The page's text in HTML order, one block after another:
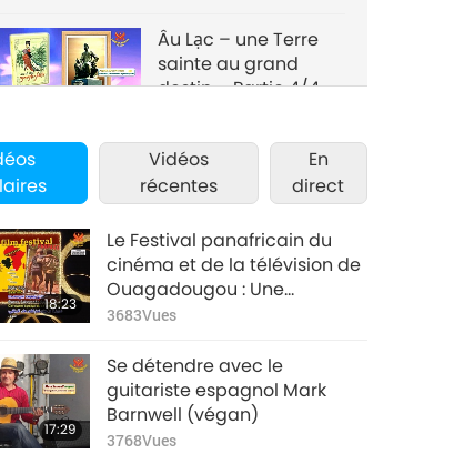
Âu Lạc – une Terre
sainte au grand
destin – Partie 4/4
Vidéos
récentes
En
direct
18:23
Le Festival panafricain du
cinéma et de la télévision de
Ouagadougou : Une
célébration historique du
3683Vues
17:29
Se détendre avec le
guitariste espagnol Mark
Barnwell (végan)
3768Vues